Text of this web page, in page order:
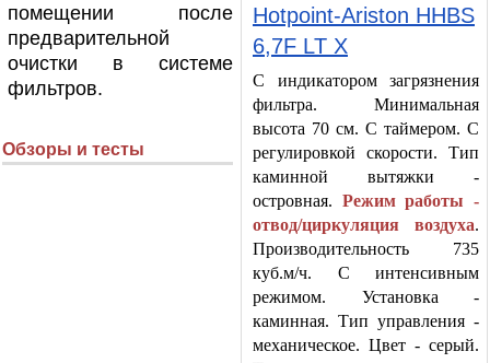
помещении после
предварительной
очистки в системе
фильтров.
Обзоры и тесты
Hotpoint-Ariston HHBS
6,7F LT X
С индикатором загрязнения
фильтра. Минимальная
высота 70 см. С таймером. С
регулировкой скорости. Тип
каминной вытяжки -
островная. Режим работы -
отвод/циркуляция воздуха.
Производительность 735
куб.м/ч. С интенсивным
режимом. Установка -
каминная. Тип управления -
механическое. Цвет - серый.